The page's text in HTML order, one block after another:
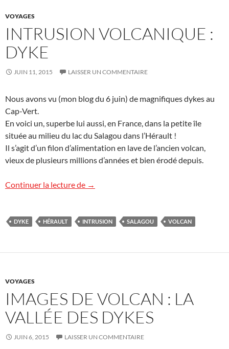
VOYAGES
INTRUSION VOLCANIQUE :
DYKE
JUIN 11, 2015 LAISSER UN COMMENTAIRE
Nous avons vu (mon blog du 6 juin) de magnifiques dykes au
Cap-Vert.
En voici un, superbe lui aussi, en France, dans la petite île
située au milieu du lac du Salagou dans l’Hérault !
Il s’agit d’un filon d’alimentation en lave de l’ancien volcan,
vieux de plusieurs millions d’années et bien érodé depuis.
Continuer la lecture de Intrusion volcanique : dyke
→
DYKE HÉRAULT INTRUSION SALAGOU VOLCAN
VOYAGES
IMAGES DE VOLCAN : LA
VALLÉE DES DYKES
JUIN 6, 2015 LAISSER UN COMMENTAIRE